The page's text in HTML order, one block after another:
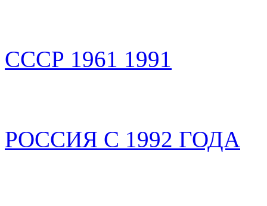
СССР 1961 1991
РОССИЯ С 1992 ГОДА